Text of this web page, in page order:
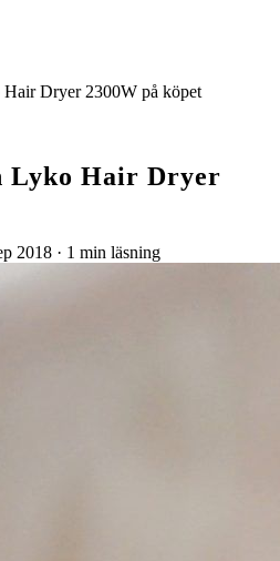
Hair Dryer 2300W på köpet
Lyko Hair Dryer
2018 · 1 min läsning